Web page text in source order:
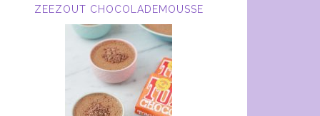
ZEEZOUT CHOCOLADEMOUSSE